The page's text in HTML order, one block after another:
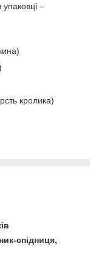
–
кролика)
спідниця,